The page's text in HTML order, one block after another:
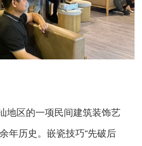
地区的一项民间建筑装饰艺
年历史。嵌瓷技巧“先破后